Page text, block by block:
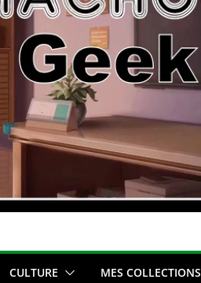
CULTURE MES COLLECTIONS